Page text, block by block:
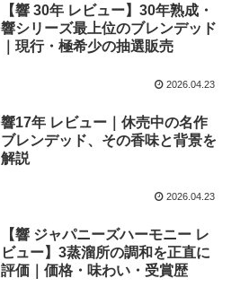
【響 30年 レビュー】30年熟成・
響シリーズ最上位のブレンデッド
｜現行・極希少の抽選販売
2026.04.23
響17年 レビュー｜休売中の名作
ブレンデッド、その香味と背景を
解説
2026.04.23
【響 ジャパニーズハーモニー レ
ビュー】3蒸溜所の調和を正直に
評価｜価格・味わい・受賞歴